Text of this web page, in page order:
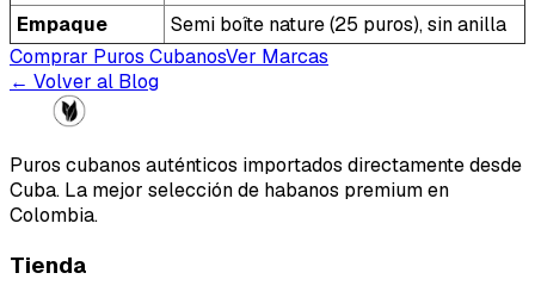
Empaque
Semi boîte nature (25 puros), sin anilla
Comprar Puros CubanosVer Marcas
← Volver al Blog
Puros cubanos auténticos importados directamente desde
Cuba. La mejor selección de habanos premium en
Colombia.
Tienda